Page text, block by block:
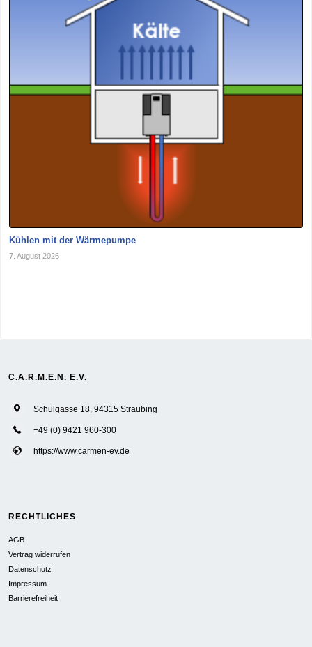
Kühlen mit der Wärmepumpe
7. August 2026
C.A.R.M.E.N. E.V.
Schulgasse 18, 94315 Straubing
+49 (0) 9421 960-300
https://www.carmen-ev.de
RECHTLICHES
AGB
Vertrag widerrufen
Datenschutz
Impressum
Barrierefreiheit